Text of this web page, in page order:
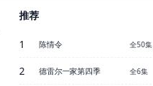
推荐
1 陈情令 全50集
2 德雷尔一家第四季 全6集